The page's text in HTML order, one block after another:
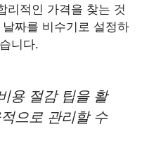
리적인 가격을 찾는 것
짜를 비수기로 설정하
니다.
용 절감 팁을 활
으로 관리할 수